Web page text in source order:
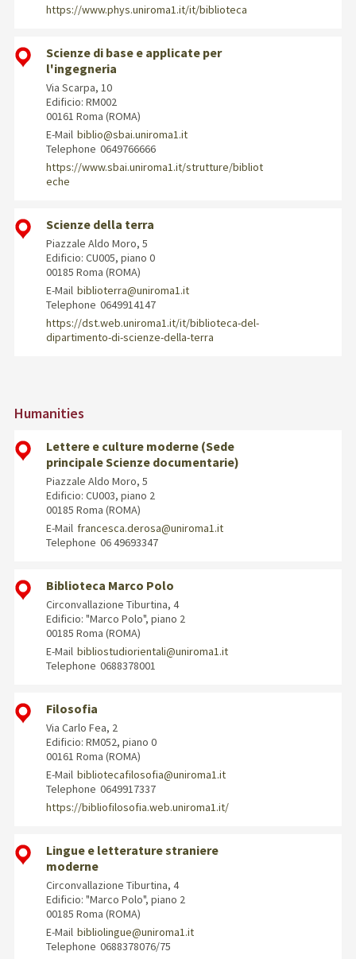
https://www.phys.uniroma1.it/it/biblioteca
Scienze di base e applicate per
l'ingegneria
Via Scarpa, 10
Edificio: RM002
00161 Roma (ROMA)
E-Mail biblio@sbai.uniroma1.it
Telephone 0649766666
https://www.sbai.uniroma1.it/strutture/bibliot
eche
Scienze della terra
Piazzale Aldo Moro, 5
Edificio: CU005, piano 0
00185 Roma (ROMA)
E-Mail biblioterra@uniroma1.it
Telephone 0649914147
https://dst.web.uniroma1.it/it/biblioteca-del-
dipartimento-di-scienze-della-terra
Humanities
Lettere e culture moderne (Sede
principale Scienze documentarie)
Piazzale Aldo Moro, 5
Edificio: CU003, piano 2
00185 Roma (ROMA)
E-Mail francesca.derosa@uniroma1.it
Telephone 06 49693347
Biblioteca Marco Polo
Circonvallazione Tiburtina, 4
Edificio: "Marco Polo", piano 2
00185 Roma (ROMA)
E-Mail bibliostudiorientali@uniroma1.it
Telephone 0688378001
Filosofia
Via Carlo Fea, 2
Edificio: RM052, piano 0
00161 Roma (ROMA)
E-Mail bibliotecafilosofia@uniroma1.it
Telephone 0649917337
https://bibliofilosofia.web.uniroma1.it/
Lingue e letterature straniere
moderne
Circonvallazione Tiburtina, 4
Edificio: "Marco Polo", piano 2
00185 Roma (ROMA)
E-Mail bibliolingue@uniroma1.it
Telephone 0688378076/75